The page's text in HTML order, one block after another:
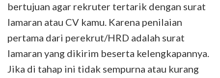
bertujuan agar rekruter tertarik dengan surat
lamaran atau CV kamu. Karena penilaian
pertama dari perekrut/HRD adalah surat
lamaran yang dikirim beserta kelengkapannya.
Jika di tahap ini tidak sempurna atau kurang